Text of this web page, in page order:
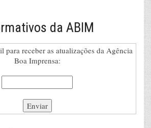
da ABIM
para receber as atualizações da Agência
Boa Imprensa: